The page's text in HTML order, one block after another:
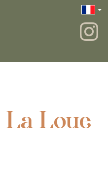
La Loue